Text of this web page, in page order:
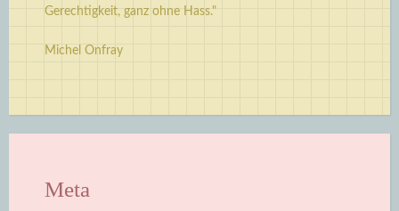
Gerechtigkeit, ganz ohne Hass."
Michel Onfray
Meta